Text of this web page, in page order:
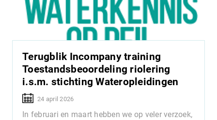
Terugblik Incompany training
Toestandsbeoordeling riolering
i.s.m. stichting Wateropleidingen
24 april 2026
In februari en maart hebben we op veler verzoek,